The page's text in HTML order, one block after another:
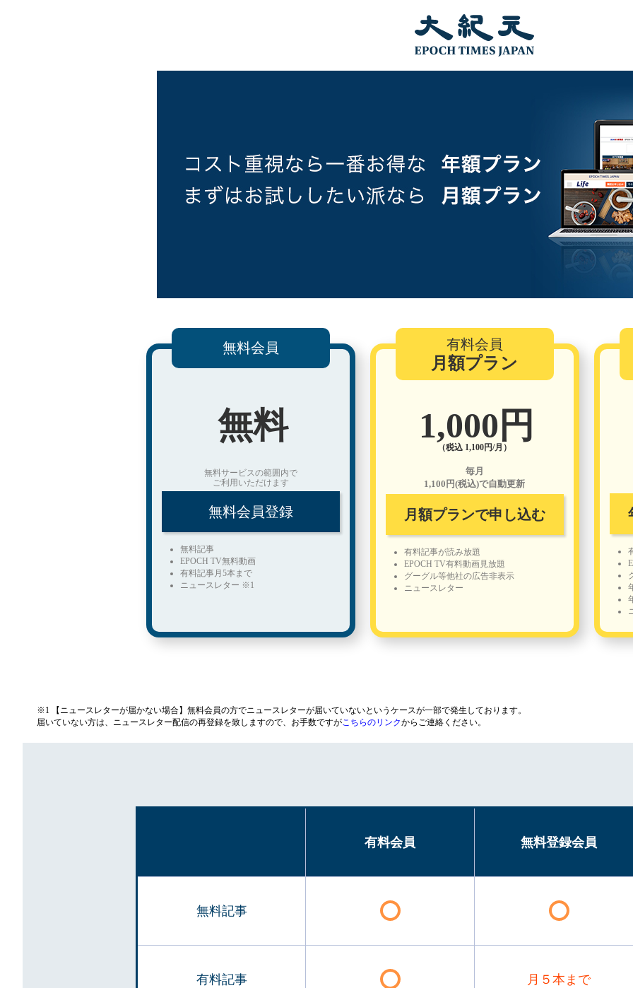
無料会員
無料
無料サービスの範囲内で
ご利用いただけます
無料会員登録
無料記事
EPOCH TV無料動画
有料記事月5本まで
ニュースレター ※1
有料会員
月額プラン
1,000円
（税込 1,100円/月）
毎月
1,100円(税込)で自動更新
月額プランで申し込む
有料記事が読み放題
EPOCH TV有料動画見放題
グーグル等他社の広告非表示
ニュースレター
※1 【ニュースレターが届かない場合】無料会員の方でニュースレターが届いていないというケースが一部で発生しております。
届いていない方は、ニュースレター配信の再登録を致しますので、お手数ですがこちらのリンクからご連絡ください。
有料会員 無料登録会員
無料記事
有料記事 月５本まで